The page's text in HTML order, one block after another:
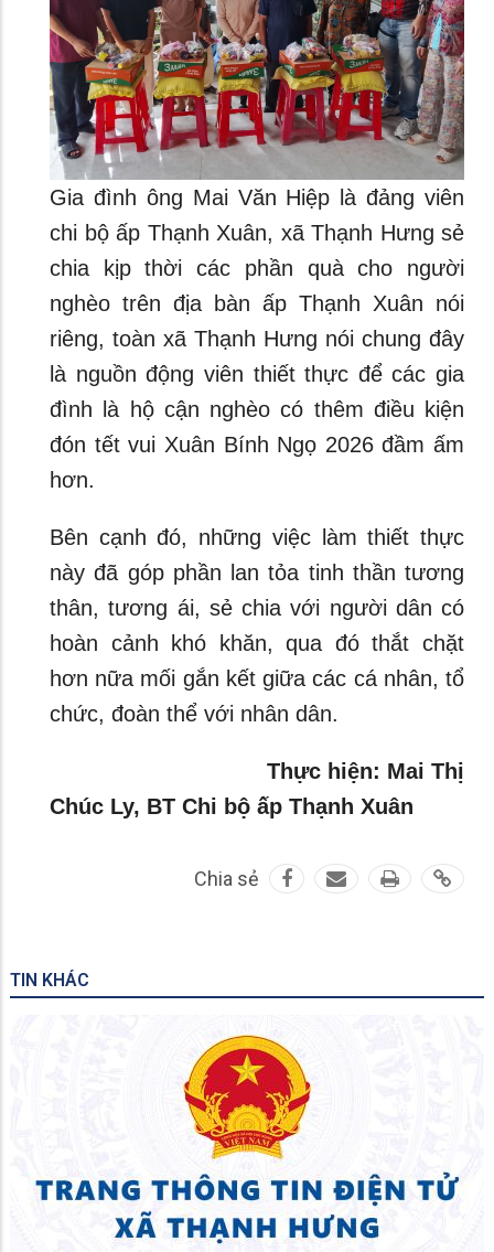
Gia đình ông Mai Văn Hiệp là đảng viên
chi bộ ấp Thạnh Xuân, xã Thạnh Hưng sẻ
chia kịp thời các phần quà cho người
nghèo trên địa bàn ấp Thạnh Xuân nói
riêng, toàn xã Thạnh Hưng nói chung đây
là nguồn động viên thiết thực để các gia
đình là hộ cận nghèo có thêm điều kiện
đón tết vui Xuân Bính Ngọ 2026 đầm ấm
hơn.
Bên cạnh đó, những việc làm thiết thực
này đã góp phần lan tỏa tinh thần tương
thân, tương ái, sẻ chia với người dân có
hoàn cảnh khó khăn, qua đó thắt chặt
hơn nữa mối gắn kết giữa các cá nhân, tổ
chức, đoàn thể với nhân dân.
Thực hiện: Mai Thị
Chúc Ly, BT Chi bộ ấp Thạnh Xuân
Chia sẻ
TIN KHÁC